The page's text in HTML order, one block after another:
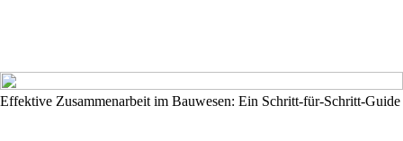
Effektive Zusammenarbeit im Bauwesen: Ein Schritt-für-Schritt-Guide